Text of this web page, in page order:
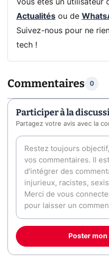
Vous êtes un utilisateur
Actualitésou de
Suivez-nous pour ne
tech !
Commentaires 0
Participer à la
Partagez votre avis avec la
Poster